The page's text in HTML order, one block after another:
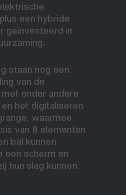
een hybride
geïnvesteerd in
staan nog een
van de
onder andere
het digitaliseren
waarmee
van 8 elementen
bal kunnen
een scherm en
hun slag kunnen